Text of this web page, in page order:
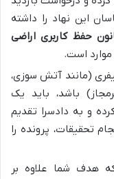
این نهاد را داشته
تبصره ۱ ماده ۱ قانون حفظ کاربری اراضی
است.
(مانند آتش سوزی،
باشد، باید یک
و به دادسرا تقدیم
تحقیقات، پرونده را
هدف شما علاوه بر